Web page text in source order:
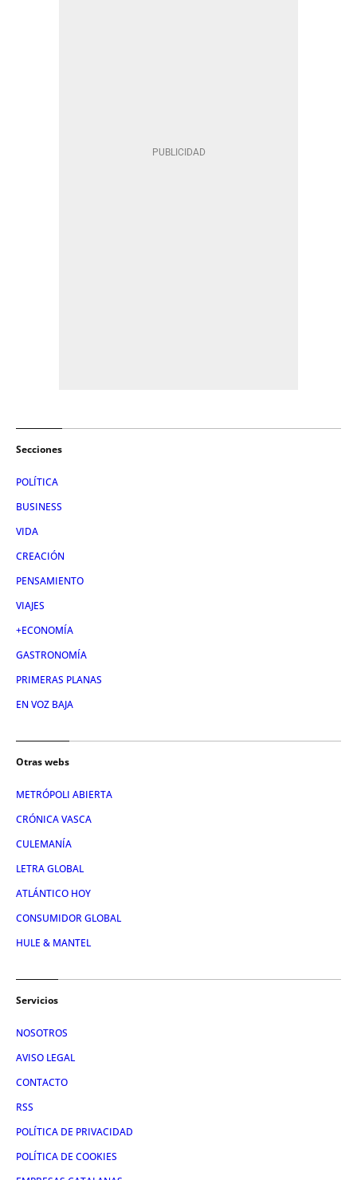
Secciones
POLÍTICA
BUSINESS
VIDA
CREACIÓN
PENSAMIENTO
VIAJES
+ECONOMÍA
GASTRONOMÍA
PRIMERAS PLANAS
EN VOZ BAJA
Otras webs
METRÓPOLI ABIERTA
CRÓNICA VASCA
CULEMANÍA
LETRA GLOBAL
ATLÁNTICO HOY
CONSUMIDOR GLOBAL
HULE & MANTEL
Servicios
NOSOTROS
AVISO LEGAL
CONTACTO
RSS
POLÍTICA DE PRIVACIDAD
POLÍTICA DE COOKIES